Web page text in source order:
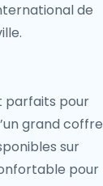
de
parfaits pour
grand coffre
sur
pour